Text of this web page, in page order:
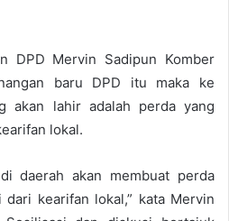
DPD Mervin Sadipun Komber
baru DPD itu maka ke
akan lahir adalah perda yang
lokal.
daerah akan membuat perda
kearifan lokal,” kata Mervin